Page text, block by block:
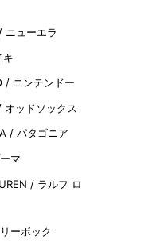
ニューエラ
キ
/ ニンテンドー
オッドソックス
/ パタゴニア
マ
/ ラルフ ロ
ーボック